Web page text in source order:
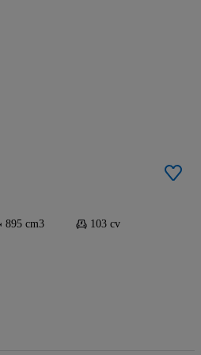
895 cm3
103 cv